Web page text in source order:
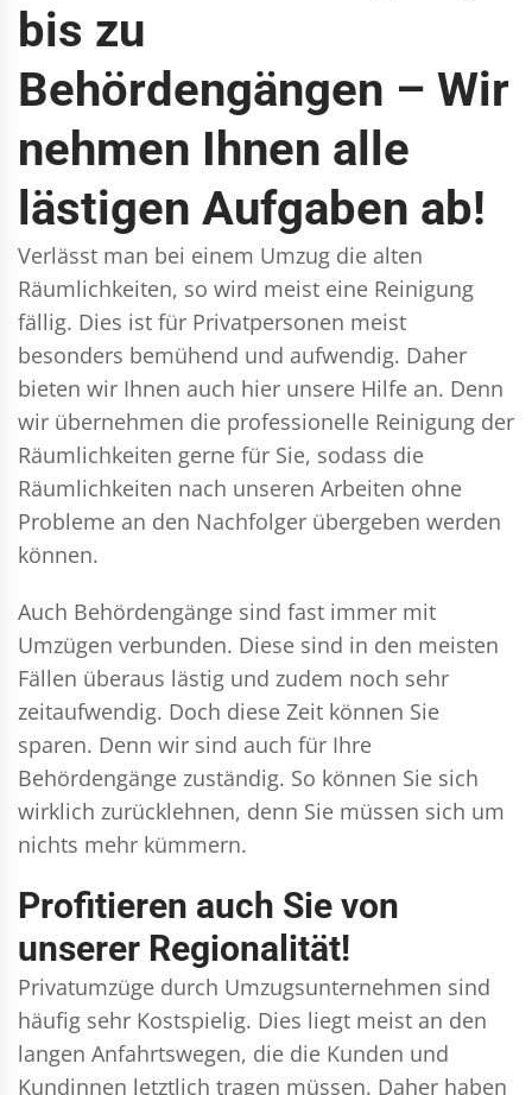
bis zu
Behördengängen – Wir
nehmen Ihnen alle
lästigen Aufgaben ab!
Verlässt man bei einem Umzug die alten
Räumlichkeiten, so wird meist eine Reinigung
fällig. Dies ist für Privatpersonen meist
besonders bemühend und aufwendig. Daher
bieten wir Ihnen auch hier unsere Hilfe an. Denn
wir übernehmen die professionelle Reinigung der
Räumlichkeiten gerne für Sie, sodass die
Räumlichkeiten nach unseren Arbeiten ohne
Probleme an den Nachfolger übergeben werden
können.
Auch Behördengänge sind fast immer mit
Umzügen verbunden. Diese sind in den meisten
Fällen überaus lästig und zudem noch sehr
zeitaufwendig. Doch diese Zeit können Sie
sparen. Denn wir sind auch für Ihre
Behördengänge zuständig. So können Sie sich
wirklich zurücklehnen, denn Sie müssen sich um
nichts mehr kümmern.
Profitieren auch Sie von
unserer Regionalität!
Privatumzüge durch Umzugsunternehmen sind
häufig sehr Kostspielig. Dies liegt meist an den
langen Anfahrtswegen, die die Kunden und
Kundinnen letztlich tragen müssen. Daher haben